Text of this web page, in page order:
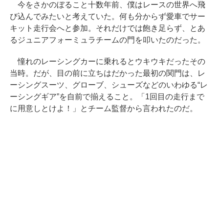
今をさかのぼること十数年前、僕はレースの世界へ飛
び込んでみたいと考えていた。何も分からず愛車でサー
キット走行会へと参加。それだけでは飽き足らず、とあ
るジュニアフォーミュラチームの門を叩いたのだった。
憧れのレーシングカーに乗れるとウキウキだったその
当時。だが、目の前に立ちはだかった最初の関門は、レ
ーシングスーツ、グローブ、シューズなどのいわゆる“レ
ーシングギア”を自前で揃えること。「1回目の走行まで
に用意しとけよ！」とチーム監督から言われたのだ。